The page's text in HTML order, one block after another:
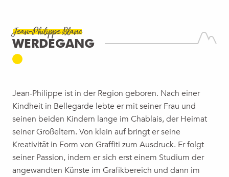
Jean-Philippe Blanc
WERDEGANG
Jean-Philippe ist in der Region geboren. Nach einer
Kindheit in Bellegarde lebte er mit seiner Frau und
seinen beiden Kindern lange im Chablais, der Heimat
seiner Großeltern. Von klein auf bringt er seine
Kreativität in Form von Graffiti zum Ausdruck. Er folgt
seiner Passion, indem er sich erst einem Studium der
angewandten Künste im Grafikbereich und dann im